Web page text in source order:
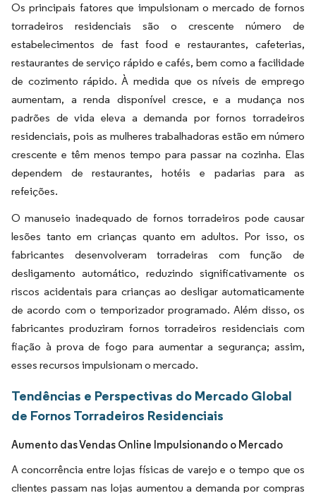
Os principais fatores que impulsionam o mercado de fornos
torradeiros residenciais são o crescente número de
estabelecimentos de fast food e restaurantes, cafeterias,
restaurantes de serviço rápido e cafés, bem como a facilidade
de cozimento rápido. À medida que os níveis de emprego
aumentam, a renda disponível cresce, e a mudança nos
padrões de vida eleva a demanda por fornos torradeiros
residenciais, pois as mulheres trabalhadoras estão em número
crescente e têm menos tempo para passar na cozinha. Elas
dependem de restaurantes, hotéis e padarias para as
refeições.
O manuseio inadequado de fornos torradeiros pode causar
lesões tanto em crianças quanto em adultos. Por isso, os
fabricantes desenvolveram torradeiras com função de
desligamento automático, reduzindo significativamente os
riscos acidentais para crianças ao desligar automaticamente
de acordo com o temporizador programado. Além disso, os
fabricantes produziram fornos torradeiros residenciais com
fiação à prova de fogo para aumentar a segurança; assim,
esses recursos impulsionam o mercado.
Tendências e Perspectivas do Mercado Global
de Fornos Torradeiros Residenciais
Aumento das Vendas Online Impulsionando o Mercado
A concorrência entre lojas físicas de varejo e o tempo que os
clientes passam nas lojas aumentou a demanda por compras